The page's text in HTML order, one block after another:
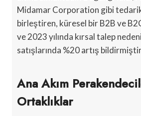
Midamar Corporation gibi
birleştiren, küresel bir B2B ve
ve 2023 yılında kırsal talep
satışlarında %20 artış
Ana Akım
Ortaklıklar